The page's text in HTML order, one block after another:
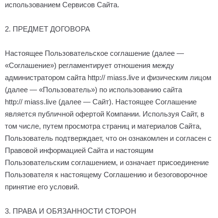
использованием Сервисов Сайта.
2. ПРЕДМЕТ ДОГОВОРА
Настоящее Пользовательское соглашение (далее —
«Соглашение») регламентирует отношения между
администратором сайта http:// miass.live и физическим лицом
(далее — «Пользователь») по использованию сайта
http:// miass.live (далее — Сайт). Настоящее Соглашение
является публичной офертой Компании. Используя Сайт, в
том числе, путем просмотра страниц и материалов Сайта,
Пользователь подтверждает, что он ознакомлен и согласен с
Правовой информацией Сайта и настоящим
Пользовательским соглашением, и означает присоединение
Пользователя к настоящему Соглашению и безоговорочное
принятие его условий.
3. ПРАВА И ОБЯЗАННОСТИ СТОРОН